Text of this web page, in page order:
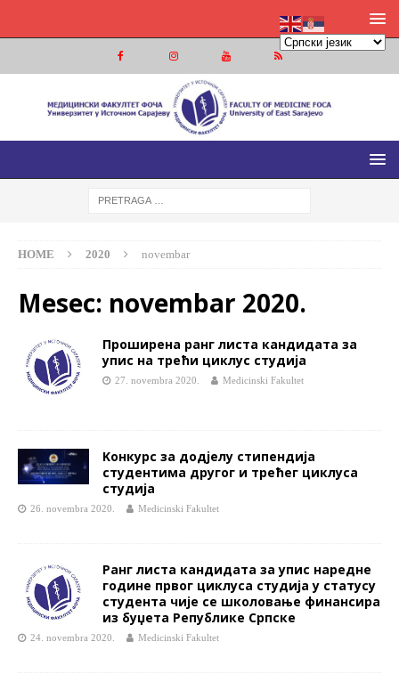
МЕДИЦИНСКИ ФАКУЛТЕТ ФОЧА
МЕДИЦИНСКИ ФАКУЛТЕТ УНИВЕРЗИТЕТА У ИСТОЧНОМ
HOME 2020 novembar
Mesec: novembar 2020.
Проширена ранг листа кандидата за
упис на трећи циклус студија
27. novembra 2020. Medicinski Fakultet
Kонкурс за додјелу стипендија
студентима другог и трећег циклуса
студија
26. novembra 2020. Medicinski Fakultet
Ранг листа кандидата за упис наредне
године првог циклуса студија у статусу
студента чије се школовање финансира
из буџета Републике Српске
24. novembra 2020. Medicinski Fakultet